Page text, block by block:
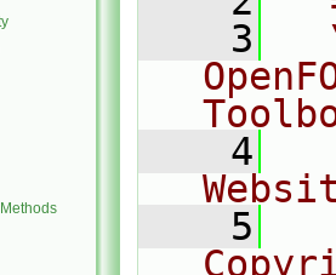
    3
    4
    5